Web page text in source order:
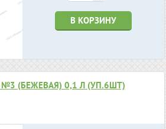
В КОРЗИНУ
№3 (БЕЖЕВАЯ) 0,1 Л (УП.6ШТ)